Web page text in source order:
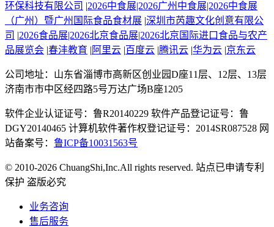
环保科技有限公司 |2026中食展|2026广州中食展|2026中食展
（广州）暨广州国际食品食材展 |深圳市芮趣文化创意有限公
司 |2026食品展|2026北京食品展|2026北京国际进口食品与农产
品展览会 |春沣教育 | 阿里云 |百度云 |腾讯云 |华为云 |京东云
公司地址：山东省淄博市高新区创业园D座11层、12层、13层
济南市市中区经四路5号万达广场B座1205
软件企业认证证号：鲁R20140229 软件产品登记证号：鲁
DGY20140465 计算机软件著作权登记证号：2014SR087528 网
站备案号： 鲁ICP备10031563号
© 2010-2026 ChuangShi,Inc.All rights reserved. 站点已申请专利
保护 盗版必究
业务咨询
售后服务